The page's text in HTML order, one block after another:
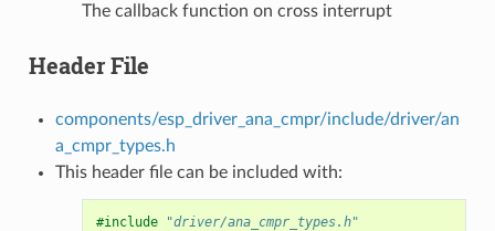
The callback function on cross interrupt
Header File
components/esp_driver_ana_cmpr/include/driver/an
a_cmpr_types.h
This header file can be included with:
#include "driver/ana_cmpr_types.h"